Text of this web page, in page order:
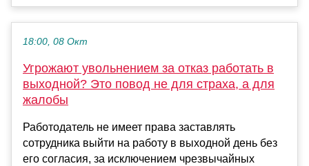
18:00, 08 Окт
Угрожают увольнением за отказ работать в
выходной? Это повод не для страха, а для
жалобы
Работодатель не имеет права заставлять
сотрудника выйти на работу в выходной день без
его согласия, за исключением чрезвычайных